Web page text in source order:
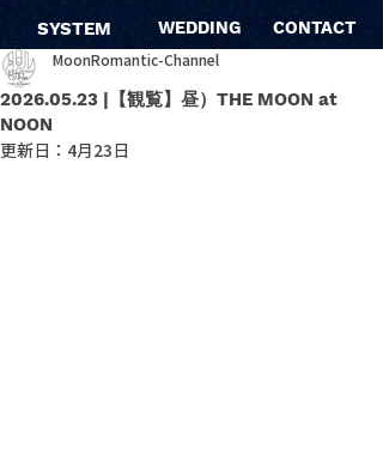
SYSTEM WEDDING CONTACT
2026.05.23 |【観覧】昼）THE MOON at
NOON
MoonRomantic-Channel
更新日： 4月23日